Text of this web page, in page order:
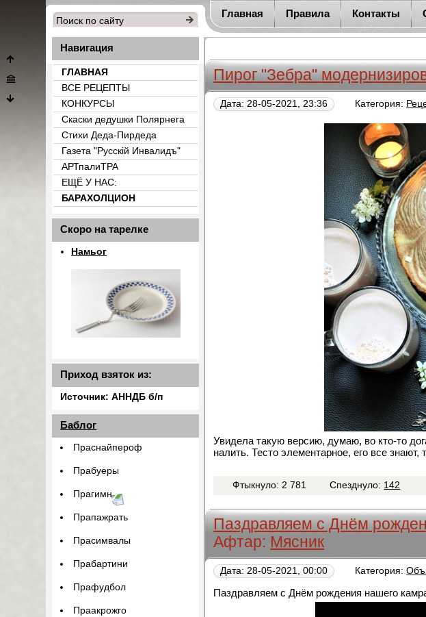
Главная Правила Контакты
Пирог "Зебра"
Дата: 28-05-2021, 23:36 Категория:
Увидела такую версию, думаю, во кто-то
налить. Тесто элементарное, его все знают,
Фтыкнуло: 2 781 Спезднуло: 142
Паздравляем с Днём
Афтар: Мясник
Дата: 28-05-2021, 00:00 Категория:
Паздравляем с Днём рождения нашего
Навигация
ГЛАВНАЯ
ВСЕ РЕЦЕПТЫ
КОНКУРСЫ
Скаски дедушки Полярнега
Стихи Деда-Пирдеда
Газета "Русскiй Инвалидъ"
АРТпалиТРА
ЕЩЁ У НАС:
БАРАХОЛЦИОН
Скоро на тарелке
Намьог
Приход взяток из:
Источник: АННДБ б/п
Баблог
Праснайпероф
Прабуеры
Прагимн
Прапажрать
Прасимвалы
Прабартини
Прафудбол
Праакрожго